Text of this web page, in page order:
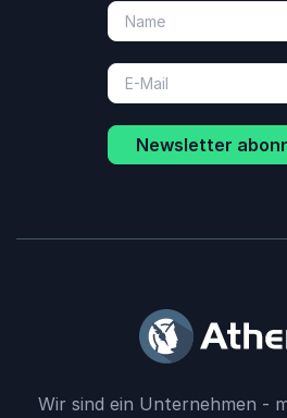
Newsletter
Wir sind ein Unternehmen -